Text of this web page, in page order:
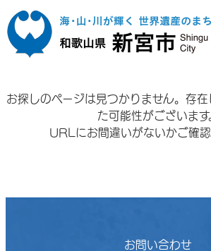
本文へ移動
お探しのページは見つかりません。存
た可能性がございます
URLにお間違いがないかご確認
お問い合わせ